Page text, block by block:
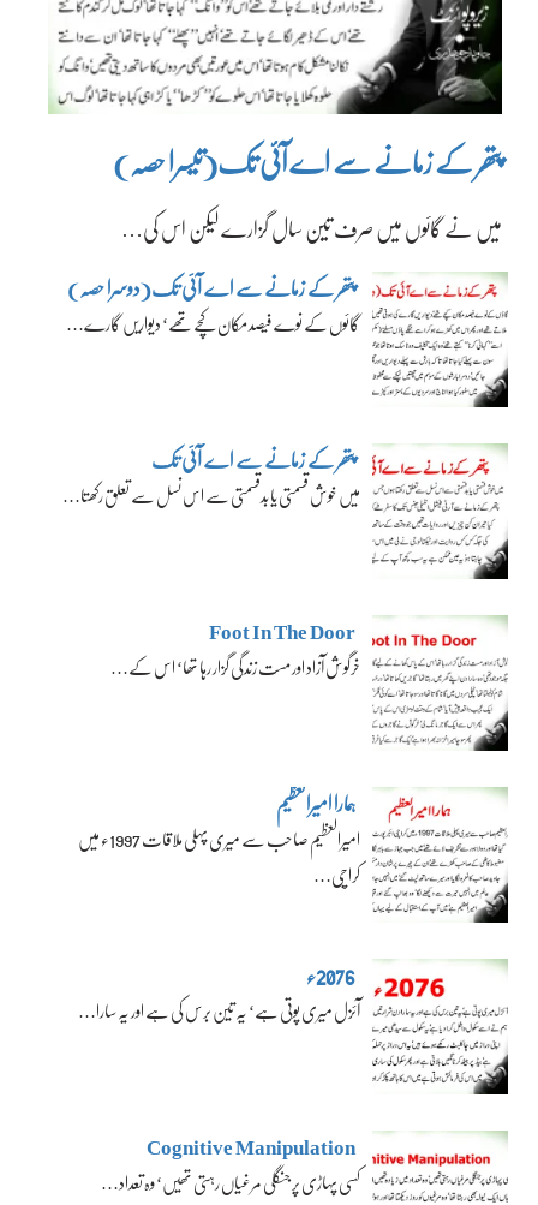
پتھر کے زمانے سے اے آئی تک(تیسرا حصہ)
میں نے گائوں میں صرف تین سال گزارے لیکن اس کی…
پتھر کے زمانے سے اے آئی تک(دوسرا حصہ)
گائوں کے نوے فیصد مکان کچے تھے‘ دیواریں گارے…
پتھر کے زمانے سے اے آئی تک
میں خوش قسمتی یا بدقسمتی سے اس نسل سے تعلق رکھتا…
Foot In The Door
خرگوش آزاد اور مست زندگی گزار رہا تھا‘ اس کے…
ہمارا امیرالعظیم
امیرالعظیم صاحب سے میری پہلی ملاقات 1997ء میں
کراچی…
2076ء
آئزل میری پوتی ہے‘ یہ تین برس کی ہے اور یہ سارا…
Cognitive Manipulation
کسی پہاڑی پر جنگلی مرغیاں رہتی تھیں‘ وہ تعداد…